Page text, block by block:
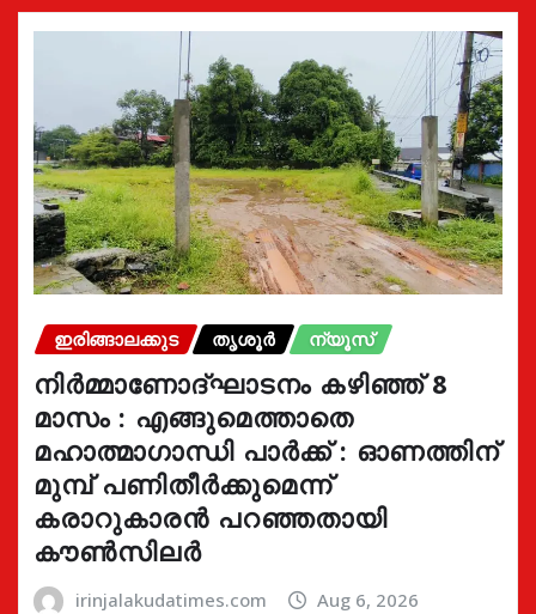
ഇരിങ്ങാലക്കുട തൃശൂർ ന്യൂസ്
നിർമ്മാണോദ്ഘാടനം കഴിഞ്ഞ് 8
മാസം : എങ്ങുമെത്താതെ
മഹാത്മാഗാന്ധി പാർക്ക് : ഓണത്തിന്
മുമ്പ് പണിതീർക്കുമെന്ന്
കരാറുകാരൻ പറഞ്ഞതായി
കൗൺസിലർ
irinjalakudatimes.com Aug 6, 2026